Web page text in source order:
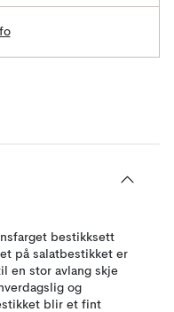
bestikksett
på salatbestikket er
en stor avlang skje
og
blir et fint